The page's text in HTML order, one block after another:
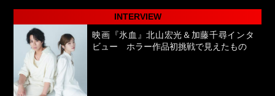
INTERVIEW
映画『氷血』北山宏光＆加藤千尋インタ
ビュー ホラー作品初挑戦で見えたもの